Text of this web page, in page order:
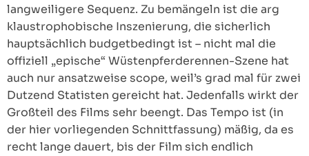
langweiligere Sequenz. Zu bemängeln ist die arg
klaustrophobische Inszenierung, die sicherlich
hauptsächlich budgetbedingt ist – nicht mal die
offiziell „epische“ Wüstenpferderennen-Szene hat
auch nur ansatzweise scope, weil’s grad mal für zwei
Dutzend Statisten gereicht hat. Jedenfalls wirkt der
Großteil des Films sehr beengt. Das Tempo ist (in
der hier vorliegenden Schnittfassung) mäßig, da es
recht lange dauert, bis der Film sich endlich